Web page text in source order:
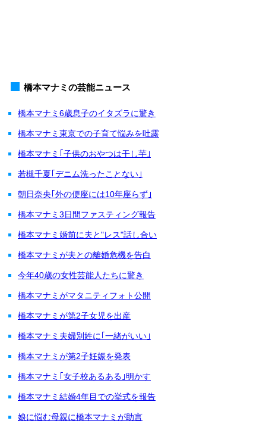
橋本マナミの芸能ニュース
橋本マナミ6歳息子のイタズラに驚き
橋本マナミ東京での子育て悩みを吐露
橋本マナミ｢子供のおやつは干し芋｣
若槻千夏｢デニム洗ったことない｣
朝日奈央｢外の便座には10年座らず｣
橋本マナミ3日間ファスティング報告
橋本マナミ婚前に夫と"レス"話し合い
橋本マナミが夫との離婚危機を告白
今年40歳の女性芸能人たちに驚き
橋本マナミがマタニティフォト公開
橋本マナミが第2子女児を出産
橋本マナミ夫婦別姓に｢一緒がいい｣
橋本マナミが第2子妊娠を発表
橋本マナミ｢女子校あるある｣明かす
橋本マナミ結婚4年目での挙式を報告
娘に悩む母親に橋本マナミが助言